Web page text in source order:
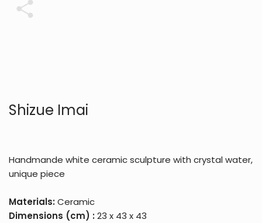
Shizue Imai
Handmande white ceramic sculpture with crystal water,
unique piece
Materials: Ceramic
Dimensions (cm) : 23 x 43 x 43